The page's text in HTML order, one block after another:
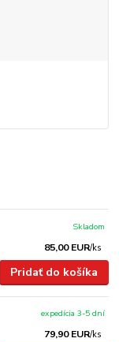
85,00 EUR/ks
Skladom
Pridať do košíka
79,90 EUR/ks
expedícia 3-5 dní